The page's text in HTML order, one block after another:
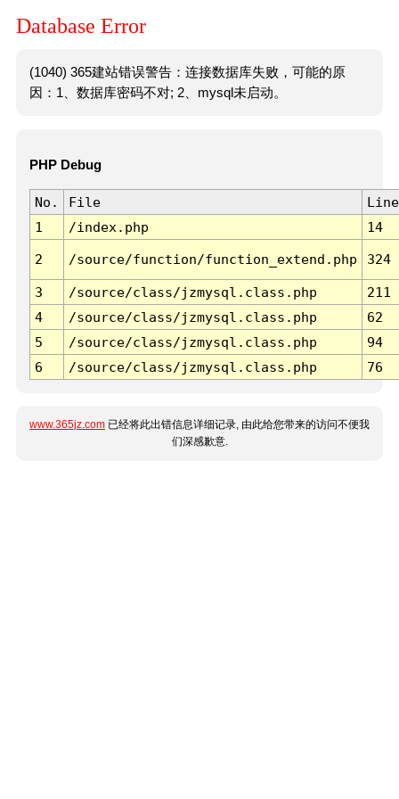
Database Error
(1040) 365建站错误警告：连接数据库失败，可能的原
因：1、数据库密码不对; 2、mysql未启动。
PHP Debug
No. File
Line
1
/index.php 14
2 /source/function/function_extend.php 324
3 /source/class/jzmysql.class.php
211
4
/source/class/jzmysql.class.php
62
5
/source/class/jzmysql.class.php
94
6
/source/class/jzmysql.class.php 76
www.365jz.com 已经将此出错信息详细记录, 由此给您带来的访问不便我
们深感歉意.